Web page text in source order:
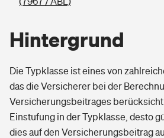
Hintergrund
Die Typklasse ist eines von
das die Versicherer bei der
Versicherungsbeitrages
Einstufung in der Typklasse, desto
dies auf den Versicherungsbeitrag